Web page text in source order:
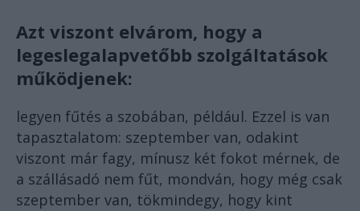
Azt viszont elvárom, hogy a
legeslegalapvetőbb szolgáltatások
működjenek:
legyen fűtés a szobában, például. Ezzel is van
tapasztalatom: szeptember van, odakint
viszont már fagy, mínusz két fokot mérnek, de
a szállásadó nem fűt, mondván, hogy még csak
szeptember van, tökmindegy, hogy kint